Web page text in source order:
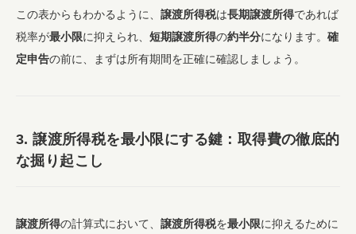
この表からもわかるように、 譲渡所得税は長期譲渡所得であれば
税率が最小限に抑えられ、 短期譲渡所得の約半分になります。 確
定申告の前に、まずは所有期間を正確に確認しましょう。
3.譲渡所得税を最小限にする鍵： 取得費の徹底的
な掘り起こし
譲渡所得の計算式において、 譲渡所得税を最小限に抑えるために